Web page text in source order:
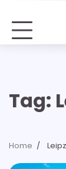
content
Tag:
Home